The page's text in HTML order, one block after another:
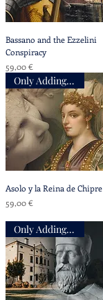
Bassano and the Ezzelini
Conspiracy
Precio
59,00 €
Only Adding Accompaniment
Asolo y la Reina de Chipre
Precio
59,00 €
Only Adding Accompaniment